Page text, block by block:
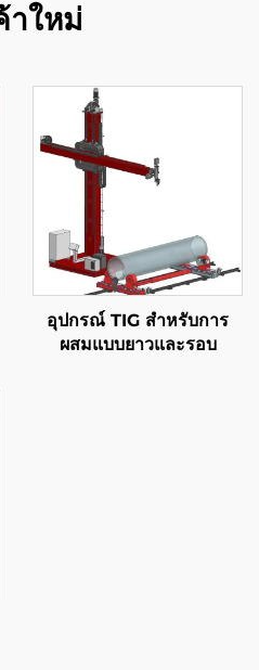
ใหม่
อุปกรณ์ TIG สําหรับการ
ผสมแบบยาวและรอบ